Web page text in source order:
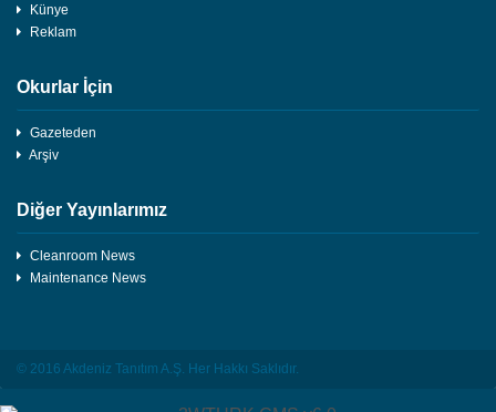
Künye
Reklam
Okurlar İçin
Gazeteden
Arşiv
Diğer Yayınlarımız
Cleanroom News
Maintenance News
© 2016 Akdeniz Tanıtım A.Ş. Her Hakkı Saklıdır.